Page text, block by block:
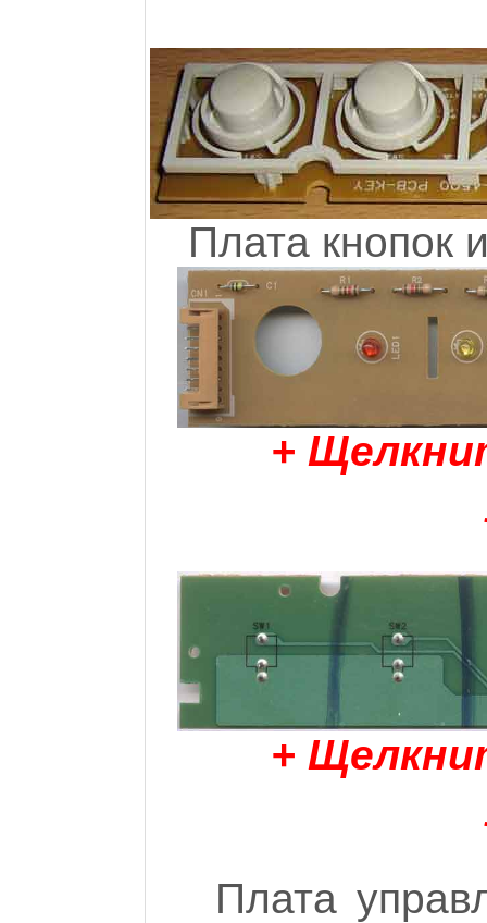
Плата кнопок
+
+
Плата